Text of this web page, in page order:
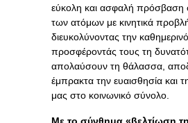
εύκολη και ασφαλή πρόσβαση
των ατόμων με κινητικά
διευκολύνοντας την
προσφέροντάς τους τη
απολαύσουν τη θάλασσα,
έμπρακτα την ευαισθησία και
μας στο κοινωνικό σύνολο.